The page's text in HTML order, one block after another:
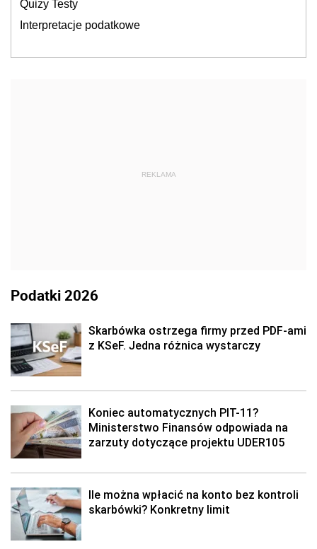
Quizy Testy
Interpretacje podatkowe
REKLAMA
Podatki 2026
Skarbówka ostrzega firmy przed PDF-ami
z KSeF. Jedna różnica wystarczy
Koniec automatycznych PIT-11?
Ministerstwo Finansów odpowiada na
zarzuty dotyczące projektu UDER105
Ile można wpłacić na konto bez kontroli
skarbówki? Konkretny limit